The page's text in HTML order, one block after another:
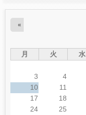
«
月 火 水
3
4
10
11
17
18
24
25